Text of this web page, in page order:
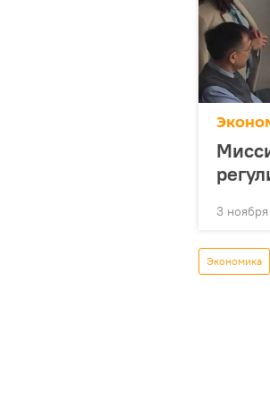
3
Экономика